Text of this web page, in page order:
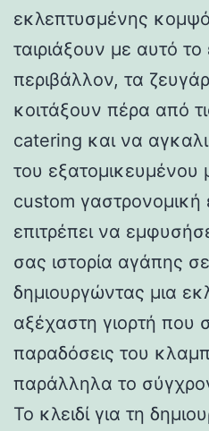
εκλεπτυσμένης
ταιριάξουν με αυτό
περιβάλλον, τα
κοιτάξουν πέρα από
catering και να
του
custom γαστρονομική
επιτρέπει να
σας ιστορία αγάπης
δημιουργώντας μια
αξέχαστη γιορτή που
παραδόσεις του
παράλληλα το
Το κλειδί για τη